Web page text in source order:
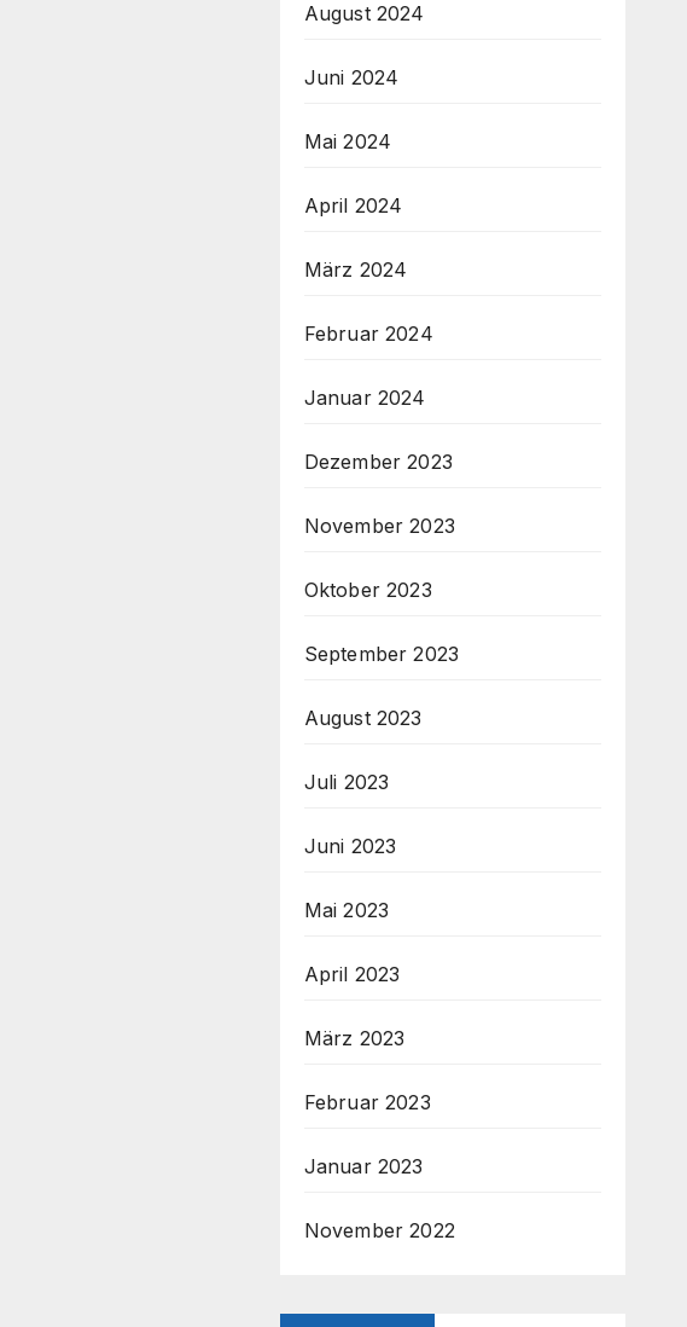
August 2024
Juni 2024
Mai 2024
April 2024
März 2024
Februar 2024
Januar 2024
Dezember 2023
November 2023
Oktober 2023
September 2023
August 2023
Juli 2023
Juni 2023
Mai 2023
April 2023
März 2023
Februar 2023
Januar 2023
November 2022